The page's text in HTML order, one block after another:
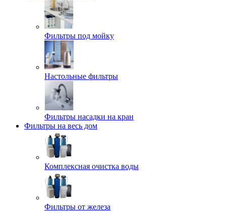
Фильтры под мойку
Настольные фильтры
Фильтры насадки на кран
Фильтры на весь дом
Комплексная очистка воды
Фильтры от железа